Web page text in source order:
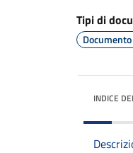
Tipi di
INDICE